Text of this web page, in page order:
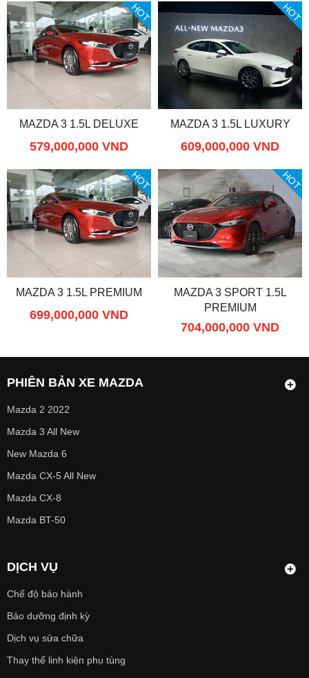
HOT
MAZDA 3 1.5L DELUXE
579,000,000 VND
HOT
MAZDA 3 1.5L LUXURY
609,000,000 VND
HOT
MAZDA 3 1.5L PREMIUM
699,000,000 VND
HOT
MAZDA 3 SPORT 1.5L
PREMIUM
704,000,000 VND
PHIÊN BẢN XE MAZDA
Mazda 2 2022
Mazda 3 All New
New Mazda 6
Mazda CX-5 All New
Mazda CX-8
Mazda BT-50
DỊCH VỤ
Chế độ bảo hành
Bảo dưỡng định kỳ
Dịch vụ sửa chữa
Thay thế linh kiện phụ tùng